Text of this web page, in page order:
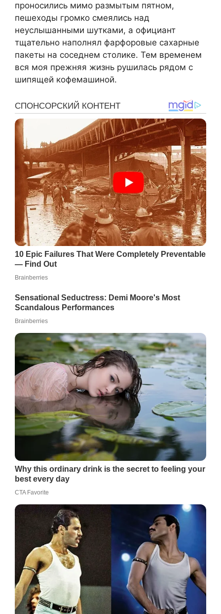
проносились мимо размытым пятном,
пешеходы громко смеялись над
неуслышанными шутками, а официант
тщательно наполнял фарфоровые сахарные
пакеты на соседнем столике. Тем временем
вся моя прежняя жизнь рушилась рядом с
шипящей кофемашиной.